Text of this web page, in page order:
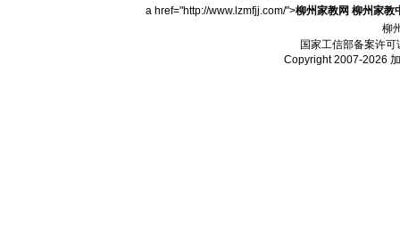
a href="http://www.lzmfjj.com/">柳州家教网 柳州家教
柳
国家工信部备案许可
Copyright 2007-2026